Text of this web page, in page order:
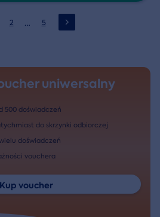
2 … 5
uniwersalny
500 doświadczeń
do skrzynki odbiorczej
doświadczeń
vouchera
Kup voucher